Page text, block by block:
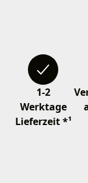
1-2
Werktage
Lieferzeit *¹